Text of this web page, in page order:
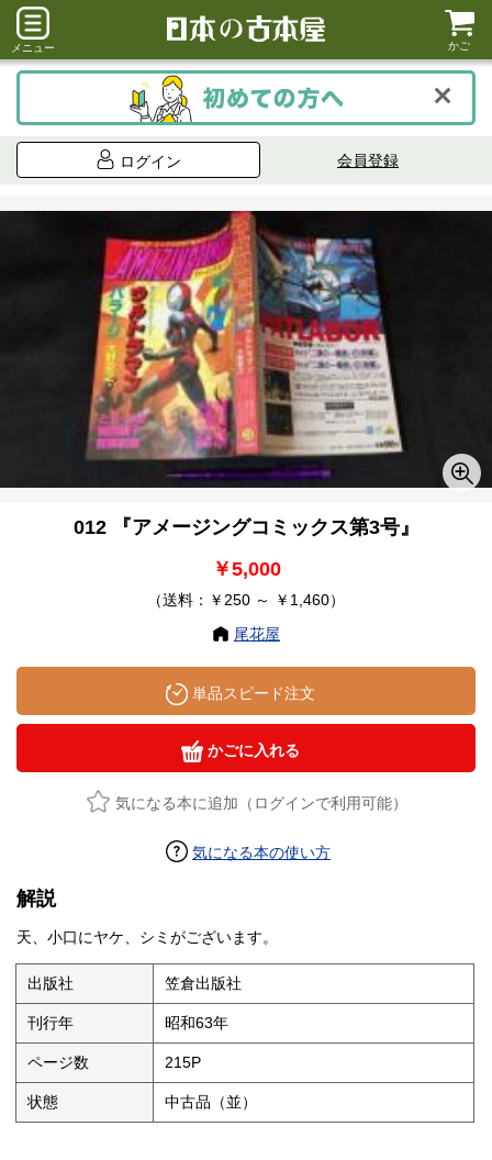
メニュー かご
ログイン 会員登録
012 『アメージングコミックス第3号』
￥5,000
（送料：￥250 ～ ￥1,460）
尾花屋
単品スピード注文
かごに入れる
気になる本に追加（ログインで利用可能）
気になる本の使い方
解説
天、小口にヤケ、シミがございます。
出版社 笠倉出版社
刊行年 昭和63年
ページ数 215P
状態 中古品（並）